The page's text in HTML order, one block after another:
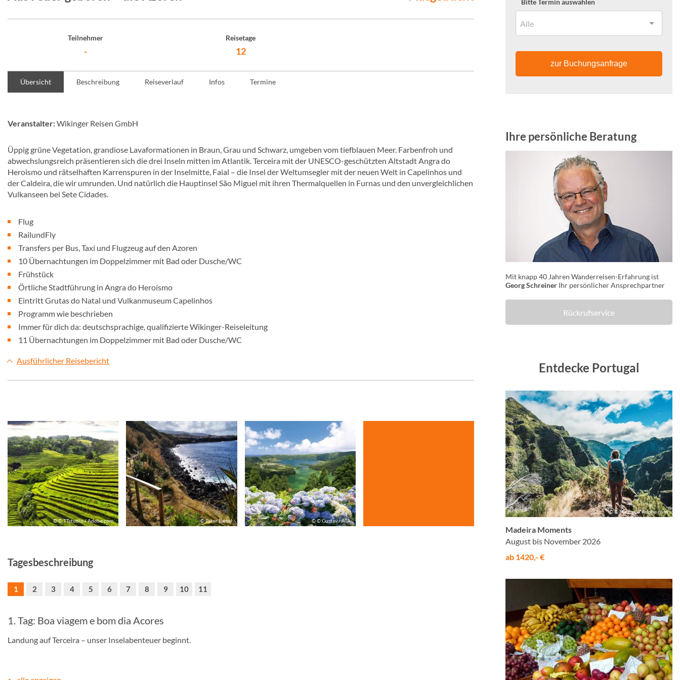
Teilnehmer
-
Reisetage
12
Übersicht Beschreibung Reiseverlauf Infos Termine
Veranstalter:Wikinger Reisen GmbH
Üppig grüne Vegetation, grandiose Lavaformationen in Braun, Grau und Schwarz, umgeben vom tiefblauen Meer. Farbenfroh und
abwechslungsreich präsentieren sich die drei Inseln mitten im Atlantik. Terceira mit der UNESCO-geschützten Altstadt Angra do
Heroismo und rätselhaften Karrenspuren in der Inselmitte, Faial – die Insel der Weltumsegler mit der neuen Welt in Capelinhos und
der Caldeira, die wir umrunden. Und natürlich die Hauptinsel São Miguel mit ihren Thermalquellen in Furnas und den unvergleichlichen
Vulkanseen bei Sete Cidades.
Flug
RailundFly
Transfers per Bus, Taxi und Flugzeug auf den Azoren
10 Übernachtungen im Doppelzimmer mit Bad oder Dusche/WC
Frühstück
Örtliche Stadtführung in Angra do Heroísmo
Eintritt Grutas do Natal und Vulkanmuseum Capelinhos
Programm wie beschrieben
Immer für dich da: deutschsprachige, qualifizierte Wikinger-Reiseleitung
11 Übernachtungen im Doppelzimmer mit Bad oder Dusche/WC
Ausführlicher Reisebericht
© © TTstudio / Adobe.com © Peter Bartel © © Gustav / ATA
Tagesbeschreibung
1 2 3 4 5 6 7 8 9 10 11
1. Tag: Boa viagem e bom dia Acores
Landung auf Terceira – unser Inselabenteuer beginnt.
Bitte Termin auswählen
Alle
zur Buchungsanfrage
Ihre persönliche Beratung
Mit knapp 40 Jahren Wanderreisen-Erfahrung ist
Georg Schreiner Ihr persönlicher Ansprechpartner
Rückrufservice
Entdecke Portugal
© © Michael / Adobe.com
Madeira Moments
August bis November 2026
ab 1420,- €